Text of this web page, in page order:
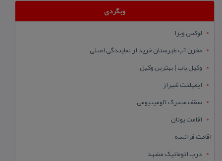
وبگردی
لوکس ویزا
مخزن آب طبرستان خرید از نمایندگی اصلی
وکیل یاب | بهترین وکیل
ایمپلنت شیراز
سقف متحرک آلومینیومی
اقامت یونان
اقامت فرانسه
درب اتوماتیک مشهد